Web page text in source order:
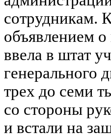
сотрудникам.
объявлением
ввела в штат
генерального
трех до семи
со стороны
и встали на